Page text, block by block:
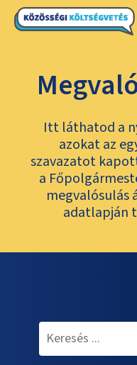
Itt láthatod a
azokat az
szavazatot
a
adatlapján